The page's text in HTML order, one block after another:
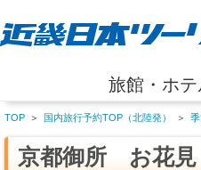
旅館・ホ
TOP ＞ 国内旅行予約TOP（北陸発） ＞
京都御所 お花見